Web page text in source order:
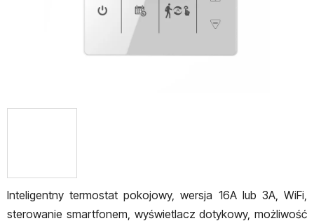
Inteligentny termostat pokojowy, wersja 16A lub 3A, WiFi,
sterowanie smartfonem, wyświetlacz dotykowy, możliwość